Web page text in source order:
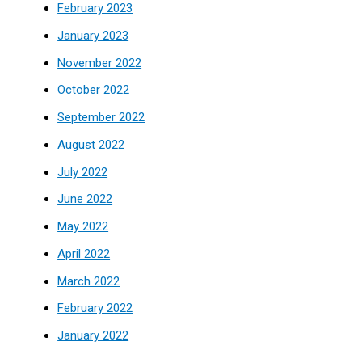
February 2023
January 2023
November 2022
October 2022
September 2022
August 2022
July 2022
June 2022
May 2022
April 2022
March 2022
February 2022
January 2022